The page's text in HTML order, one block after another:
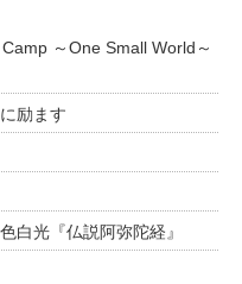
～One Small World～
励ます
光『仏説阿弥陀経』